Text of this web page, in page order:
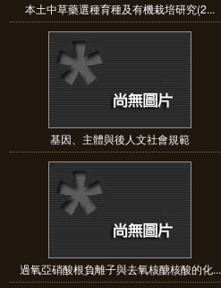
本土中草藥選種育種及有機栽培研究(2...
基因、主體與後人文社會規範
過氧亞硝酸根負離子與去氧核醣核酸的化...